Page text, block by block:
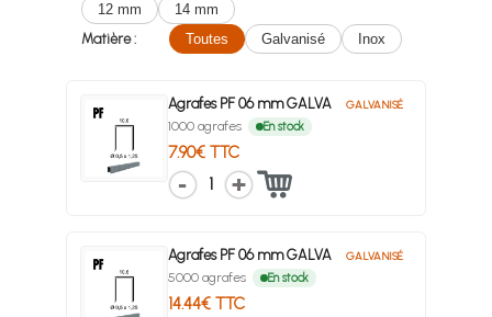
12 mm
14 mm
Matière :
Toutes Galvanisé Inox
Agrafes PF 06 mm GALVA GALVANISÉ
1000 agrafes En stock
7.90€ TTC
1
Agrafes PF 06 mm GALVA GALVANISÉ
5000 agrafes En stock
14.44€ TTC